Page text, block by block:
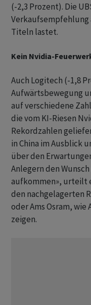
(-2,3 Prozent). Die
Verkaufsempfehlung
Titeln lastet.
Kein Nvidia-
Auch Logitech (-1,8
Aufwärtsbewegung
auf verschiedene
die vom KI-Riesen
Rekordzahlen
in China im Ausblick
über den
Anlegern den
aufkommen», urteilt
den nachgelagerten
oder Ams Osram, wie
zeigen.